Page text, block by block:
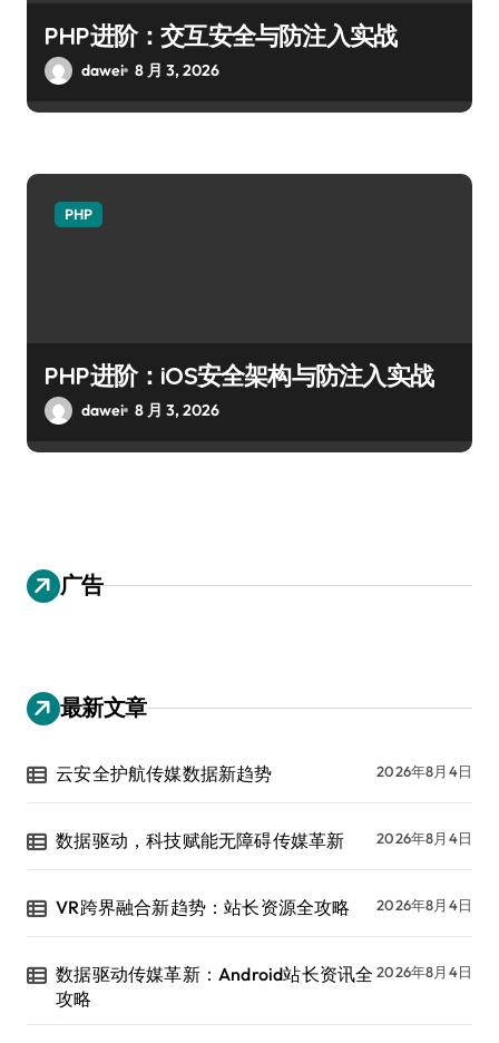
PHP进阶：交互安全与防注入实战
dawei 8 月 3, 2026
PHP
PHP进阶：iOS安全架构与防注入实战
dawei 8 月 3, 2026
广告
最新文章
云安全护航传媒数据新趋势 2026年8月4日
数据驱动，科技赋能无障碍传媒革新 2026年8月4日
VR跨界融合新趋势：站长资源全攻略 2026年8月4日
数据驱动传媒革新：Android站长资讯全
攻略
2026年8月4日